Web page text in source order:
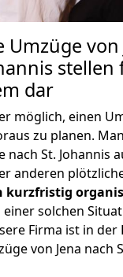
von
dar
möglich, einen
zu planen.
nach St. Johannis
anderen
kurzfristig
einer solchen
Firma ist in der
von Jena nach